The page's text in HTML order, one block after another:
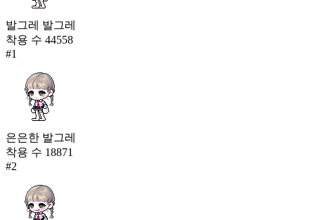
발그레 발그레
착용 수 44558
#1
은은한 발그레
착용 수 18871
#2